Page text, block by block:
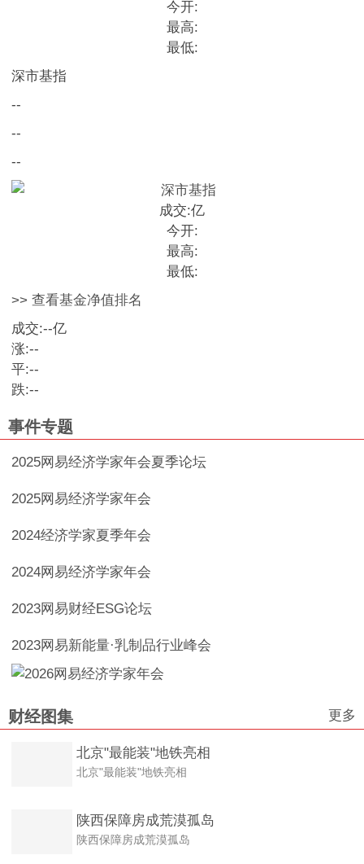
今开:
最高:
最低:
深市基指
--
--
--
成交:亿
今开:
最高:
最低:
>> 查看基金净值排名
成交:--亿
涨:--
平:--
跌:--
事件专题
2025网易经济学家年会夏季论坛
2025网易经济学家年会
2024经济学家夏季年会
2024网易经济学家年会
2023网易财经ESG论坛
2023网易新能量·乳制品行业峰会
财经图集 更多
北京"最能装"地铁亮相
北京"最能装"地铁亮相
陕西保障房成荒漠孤岛
陕西保障房成荒漠孤岛